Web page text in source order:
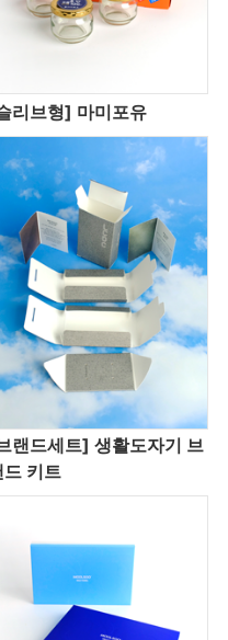
리브형] 마미포유
랜드세트] 생활도자기 브
드 키트